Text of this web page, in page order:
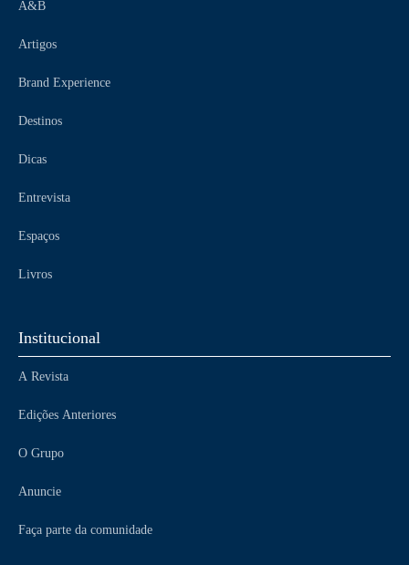
A&B
Artigos
Brand Experience
Destinos
Dicas
Entrevista
Espaços
Livros
Institucional
A Revista
Edições Anteriores
O Grupo
Anuncie
Faça parte da comunidade